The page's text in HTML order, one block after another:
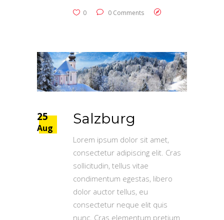
0 0 Comments
25
Aug
Salzburg
Lorem ipsum dolor sit amet,
consectetur adipiscing elit. Cras
sollicitudin, tellus vitae
condimentum egestas, libero
dolor auctor tellus, eu
consectetur neque elit quis
nunc. Cras elementum pretium